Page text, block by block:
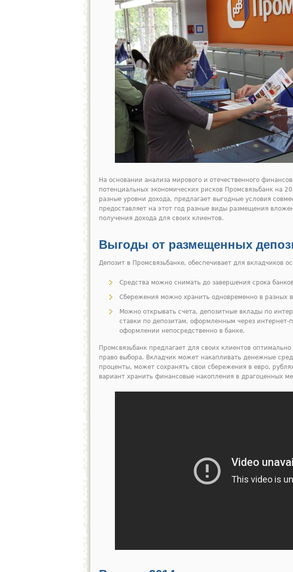
На основании анализа мирового и отечественного
потенциальных экономических рисков Промсвязьбанк на
разные уровни дохода, предлагает выгодные условия
предоставляет на этот год разные виды размещения
получения дохода для своих клиентов.
Выгоды от размещенных
Депозит в Промсвязьбанке, обеспечивает для вкладчиков
Средства можно снимать до завершения срока
Сбережения можно хранить одновременно в разных
Можно открывать счета, депозитные вклады по
ставки по депозитам, оформленным через интернет-
оформлении непосредственно в банке.
Промсвязьбанк предлагает для своих клиентов
право выбора. Вкладчик может накапливать денежные
проценты, может сохранять свои сбережения в евро,
вариант хранить финансовые накопления в драгоценных